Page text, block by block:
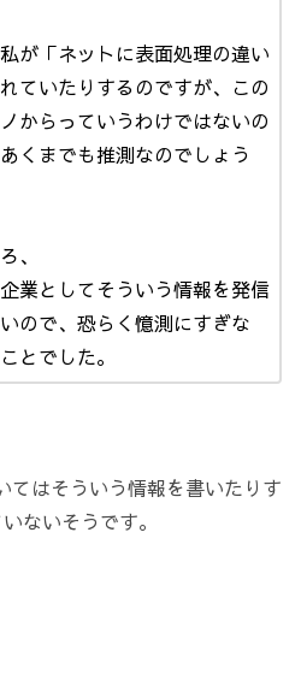
が「ネットに表面処理の違い
ていたりするのですが、この
からっていうわけではないの
くまでも推測なのでしょう
、
業としてそういう情報を発信
ので、恐らく憶測にすぎな
とでした。
てはそういう情報を書いたりす
ないそうです。